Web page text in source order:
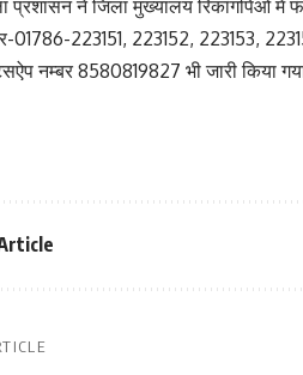
प्रशासन ने जिला मुख्यालय रिकांगपिओ में
01786-223151, 223152, 223153,
नम्बर 8580819827 भी जारी किया